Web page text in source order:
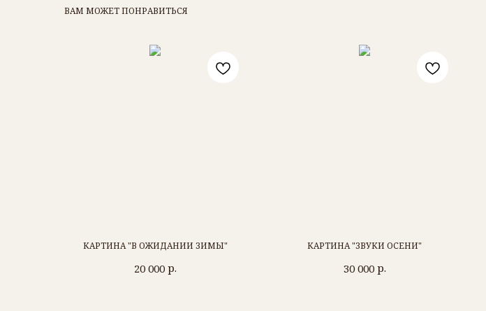
ВАМ МОЖЕТ ПОНРАВИТЬСЯ
КАРТИНА "В ОЖИДАНИИ ЗИМЫ"
20 000 р.
КАРТИНА "ЗВУКИ ОСЕНИ"
30 000 р.
РОМАН БАРЬЯХТАР